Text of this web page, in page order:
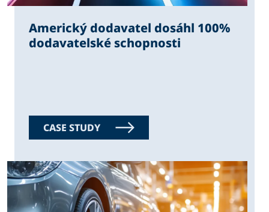
Americký dodavatel dosáhl 100%
dodavatelské schopnosti
CASE STUDY